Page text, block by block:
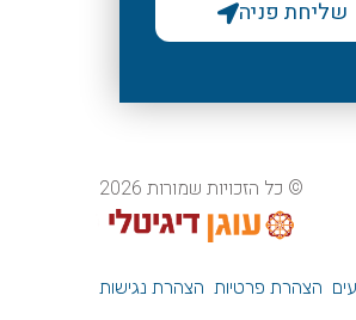
שליחת פניה
© כל הזכויות שמורות 2026
הצהרת פרטיות הצהרת נגישות